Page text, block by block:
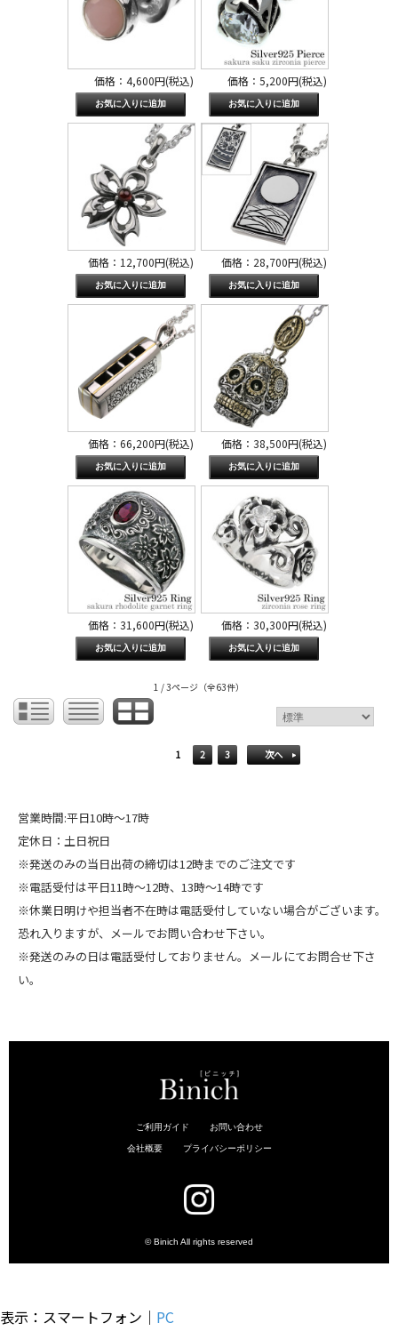
価格：4,600円(税込) 価格：5,200円(税込)
価格：12,700円(税込) 価格：28,700円(税込)
価格：66,200円(税込) 価格：38,500円(税込)
価格：31,600円(税込) 価格：30,300円(税込)
1 / 3ページ （全63件）
1 2 3 次へ
営業時間:平日10時～17時
定休日：土日祝日
※発送のみの当日出荷の締切は12時までのご注文です
※電話受付は平日11時～12時、13時～14時です
※休業日明けや担当者不在時は電話受付していない場合がございます。
恐れ入りますが、メールでお問い合わせ下さい。
※発送のみの日は電話受付しておりません。メールにてお問合せ下さ
い。
表示：スマートフォン｜ PC